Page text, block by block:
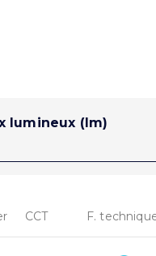
lumineux (lm)
CCT F.